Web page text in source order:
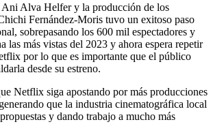
Alva Helfer y la producción de los
Fernández-Moris tuvo un exitoso paso
sobrepasando los 600 mil espectadores y
las más vistas del 2023 y ahora espera repetir
por lo que es importante que el público
desde su estreno.
Netflix siga apostando por más producciones
que la industria cinematográfica local
y dando trabajo a mucho más